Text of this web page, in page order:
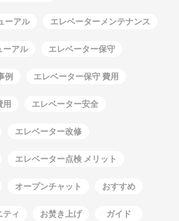
ーアル エレベーターメンテナンス
ーアル エレベーター保守
例 エレベーター保守 費用
用 エレベーター安全
エレベーター改修
エレベーター点検 メリット
オープンチャット おすすめ
ティ お焚き上げ ガイド